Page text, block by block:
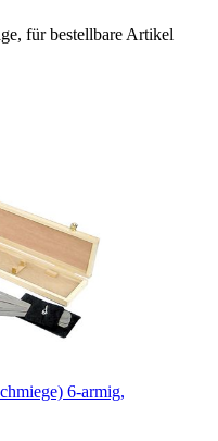
für bestellbare Artikel
6-armig,